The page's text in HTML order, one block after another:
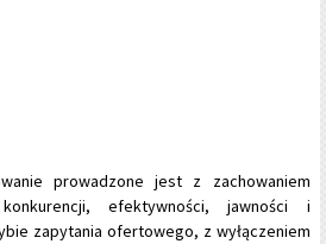
prowadzone jest z zachowaniem
efektywności, jawności i
zapytania ofertowego, z wyłączeniem